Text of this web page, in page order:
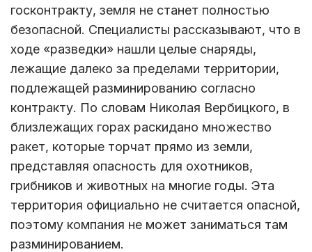
госконтракту, земля не станет полностью
безопасной. Специалисты рассказывают, что в
ходе «разведки» нашли целые снаряды,
лежащие далеко за пределами территории,
подлежащей разминированию согласно
контракту. По словам Николая Вербицкого, в
близлежащих горах раскидано множество
ракет, которые торчат прямо из земли,
представляя опасность для охотников,
грибников и животных на многие годы. Эта
территория официально не считается опасной,
поэтому компания не может заниматься там
разминированием.